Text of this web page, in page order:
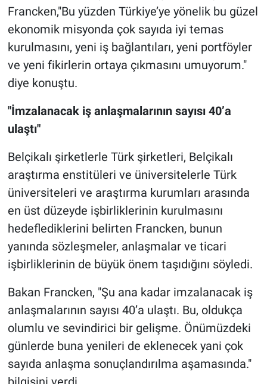
Francken,"Bu yüzden Türkiye’ye yönelik bu güzel
ekonomik misyonda çok sayıda iyi temas
kurulmasını, yeni iş bağlantıları, yeni portföyler
ve yeni fikirlerin ortaya çıkmasını umuyorum."
diye konuştu.
"İmzalanacak iş anlaşmalarının sayısı 40’a
ulaştı"
Belçikalı şirketlerle Türk şirketleri, Belçikalı
araştırma enstitüleri ve üniversitelerle Türk
üniversiteleri ve araştırma kurumları arasında
en üst düzeyde işbirliklerinin kurulmasını
hedeflediklerini belirten Francken, bunun
yanında sözleşmeler, anlaşmalar ve ticari
işbirliklerinin de büyük önem taşıdığını söyledi.
Bakan Francken, "Şu ana kadar imzalanacak iş
anlaşmalarının sayısı 40’a ulaştı. Bu, oldukça
olumlu ve sevindirici bir gelişme. Önümüzdeki
günlerde buna yenileri de eklenecek yani çok
sayıda anlaşma sonuçlandırılma aşamasında."